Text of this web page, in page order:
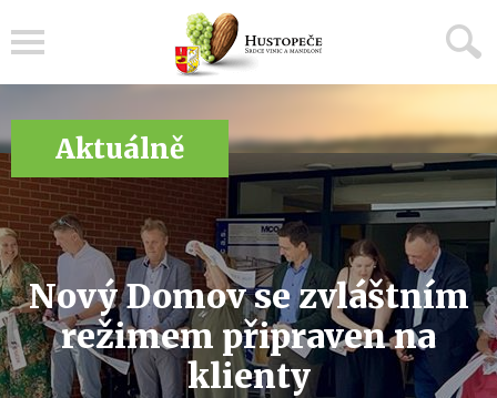
Aktuálně
Nový Domov se zvláštním
režimem připraven na
klienty